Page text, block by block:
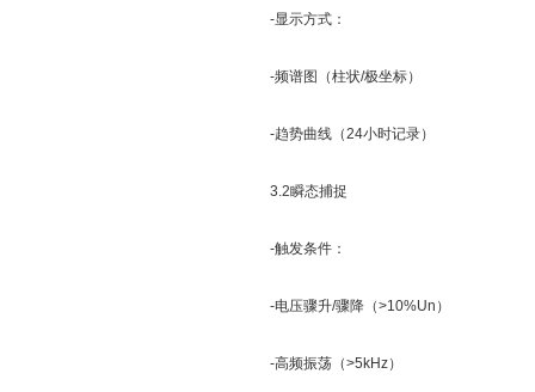
-显示方式：
-频谱图（柱状/极坐标）
-趋势曲线（24小时记录）
3.2瞬态捕捉
-触发条件：
-电压骤升/骤降（>10%Un）
-高频振荡（>5kHz）